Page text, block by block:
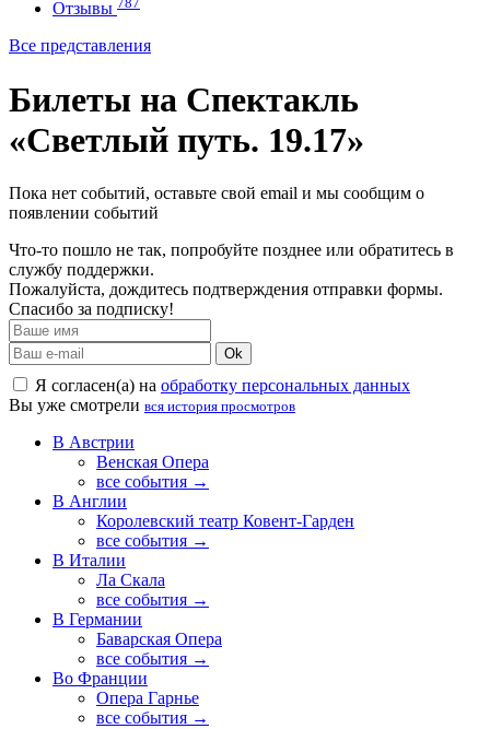
Отзывы
Все представления
Билеты на Спектакль
«Светлый путь. 19.17»
Пока нет событий, оставьте свой email и мы сообщим о
появлении событий
Что-то пошло не так, попробуйте позднее или обратитесь в
службу поддержки.
Пожалуйста, дождитесь подтверждения отправки формы.
Спасибо за подписку!
Ok
Я согласен(а) на обработку персональных данных
Вы уже смотрели вся история просмотров
В Австрии
Венская Опера
все события →
В Англии
Королевский театр Ковент-Гарден
все события →
В Италии
Ла Скала
все события →
В Германии
Баварская Опера
все события →
Во Франции
Опера Гарнье
все события →